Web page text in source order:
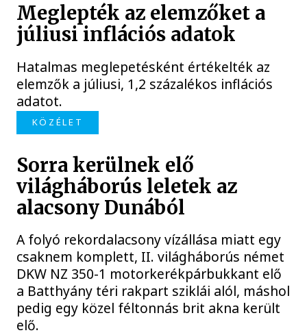
Meglepték az elemzőket a
júliusi inflációs adatok
Hatalmas meglepetésként értékelték az
elemzők a júliusi, 1,2 százalékos inflációs
adatot.
KÖZÉLET
Sorra kerülnek elő
világháborús leletek az
alacsony Dunából
A folyó rekordalacsony vízállása miatt egy
csaknem komplett, II. világháborús német
DKW NZ 350-1 motorkerékpárbukkant elő
a Batthyány téri rakpart sziklái alól, máshol
pedig egy közel féltonnás brit akna került
elő.